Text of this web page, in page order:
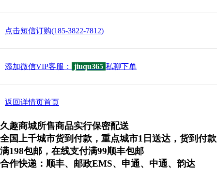
点击短信订购(185-3822-7812)
添加微信VIP客服： jiuqu365 私聊下单
返回详情页首页
久趣商城所售商品实行保密配送
全国上千城市货到付款，重点城市1日送达，货到付款
满198包邮，在线支付满99顺丰包邮
合作快递：顺丰、邮政EMS、申通、中通、韵达